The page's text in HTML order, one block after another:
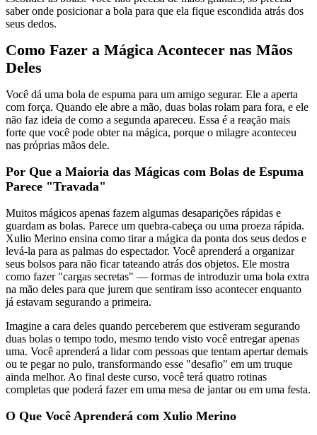
saber onde posicionar a bola para que ela fique escondida atrás dos
seus dedos.
Como Fazer a Mágica Acontecer nas Mãos
Deles
Você dá uma bola de espuma para um amigo segurar. Ele a aperta
com força. Quando ele abre a mão, duas bolas rolam para fora, e ele
não faz ideia de como a segunda apareceu. Essa é a reação mais
forte que você pode obter na mágica, porque o milagre aconteceu
nas próprias mãos dele.
Por Que a Maioria das Mágicas com Bolas de Espuma
Parece "Travada"
Muitos mágicos apenas fazem algumas desaparições rápidas e
guardam as bolas. Parece um quebra-cabeça ou uma proeza rápida.
Xulio Merino ensina como tirar a mágica da ponta dos seus dedos e
levá-la para as palmas do espectador. Você aprenderá a organizar
seus bolsos para não ficar tateando atrás dos objetos. Ele mostra
como fazer "cargas secretas" — formas de introduzir uma bola extra
na mão deles para que jurem que sentiram isso acontecer enquanto
já estavam segurando a primeira.
Imagine a cara deles quando perceberem que estiveram segurando
duas bolas o tempo todo, mesmo tendo visto você entregar apenas
uma. Você aprenderá a lidar com pessoas que tentam apertar demais
ou te pegar no pulo, transformando esse "desafio" em um truque
ainda melhor. Ao final deste curso, você terá quatro rotinas
completas que poderá fazer em uma mesa de jantar ou em uma festa.
O Que Você Aprenderá com Xulio Merino